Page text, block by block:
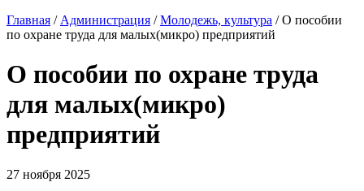
Главная / Администрация /Молодежь, культура /О пособии
по охране труда для малых(микро) предприятий
О пособии по охране труда
для малых(микро)
предприятий
27 ноября 2025